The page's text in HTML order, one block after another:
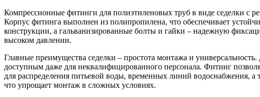
Компрессионные фитинги для полиэтиленовых труб в виде седелки с
Корпус фитинга выполнен из полипропилена, что обеспечивает
конструкции, а гальванизированные болты и гайки – надежную
высоком давлении.
Главные преимущества седелки – простота монтажа и
доступным даже для неквалифицированного персонала. Фитинг
для распределения питьевой воды, временных линий водоснабжения, а
что упрощает монтаж в сложных условиях.